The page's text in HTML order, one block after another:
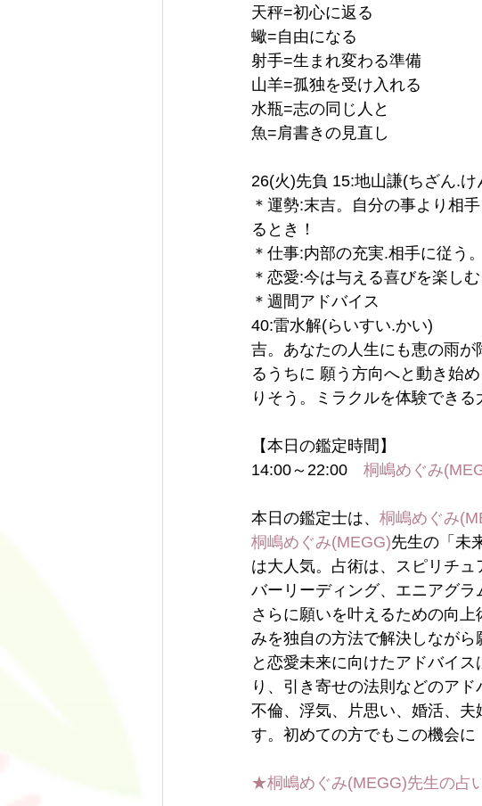
天秤=初心に返る
蠍=自由になる
射手=生まれ変わる準備
山羊=孤独を受け入れる
水瓶=志の同じ人と
魚=肩書きの見直し
26(火)先負 15:地山謙(ちざん.け
＊運勢:末吉。自分の事より相
るとき！
＊仕事:内部の充実.相手に従う
＊恋愛:今は与える喜びを楽し
＊週間アドバイス
40:雷水解(らいすい.かい)
吉。あなたの人生にも恵の雨
るうちに 願う方向へと動き始
りそう。ミラクルを体験できる
【本日の鑑定時間】
14:00～22:00 桐嶋めぐみ
本日の鑑定士は、 桐嶋めぐみ
桐嶋めぐみ(MEGG)先生の「未
は大人気。占術は、スピリチ
バーリーディング、エニアグラ
さらに願いを叶えるための向
みを独自の方法で解決しなが
と恋愛未来に向けたアドバイ
り、引き寄せの法則などのアド
不倫、浮気、片思い、婚活、
す。初めての方でもこの機会に
★桐嶋めぐみ(MEGG)先生の占